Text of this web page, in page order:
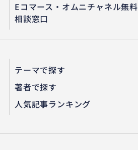
Eコマース・オムニチャネル無料
相談窓口
テーマで探す
著者で探す
人気記事ランキング